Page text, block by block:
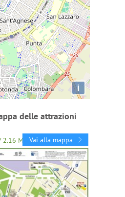
i
delle attrazioni
Mb Vai alla mappa